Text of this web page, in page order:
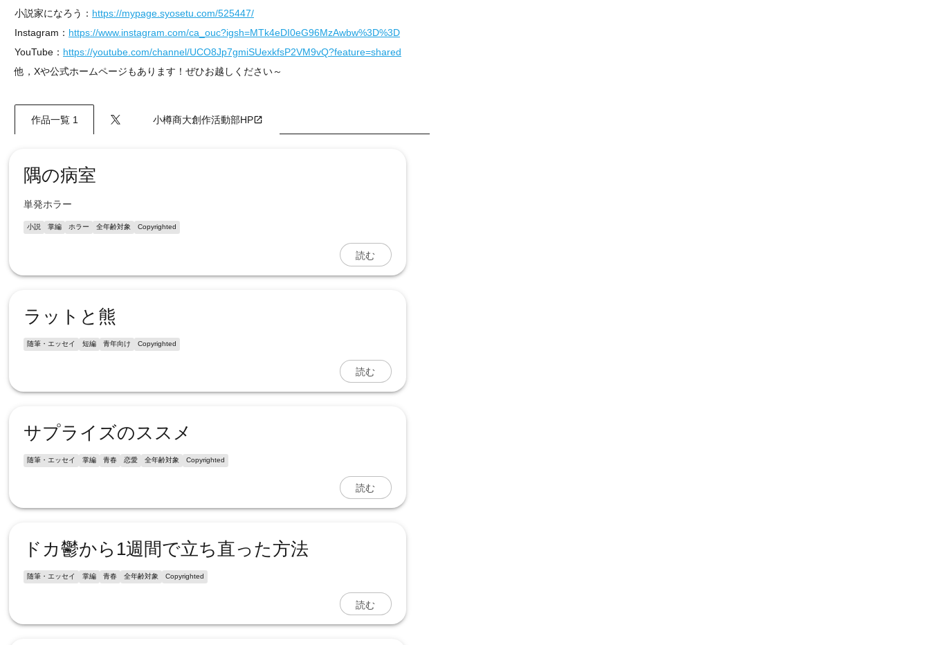
小説家になろう： https://mypage.syosetu.com/525447/
Instagram： https://www.instagram.com/ca_ouc?igsh=MTk4eDI0eG96MzAwbw%3D%3D
YouTube： https://youtube.com/channel/UCO8Jp7gmiSUexkfsP2VM9vQ?feature=shared
他，Xや公式ホームページもあります！ぜひお越しください～
作品一覧 1 小樽商大創作活動部HP
隅の病室
単発ホラー
小説 掌編 ホラー 全年齢対象 Copyrighted
読む
ラットと熊
随筆・エッセイ 短編 青年向け Copyrighted
読む
サプライズのススメ
随筆・エッセイ 掌編 青春 恋愛 全年齢対象 Copyrighted
読む
ドカ鬱から1週間で立ち直った方法
随筆・エッセイ 掌編 青春 全年齢対象 Copyrighted
読む